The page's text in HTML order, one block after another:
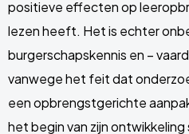
positieve effecten op
lezen heeft. Het is echter
burgerschapskennis en –
vanwege het feit dat
een opbrengstgerichte
het begin van zijn